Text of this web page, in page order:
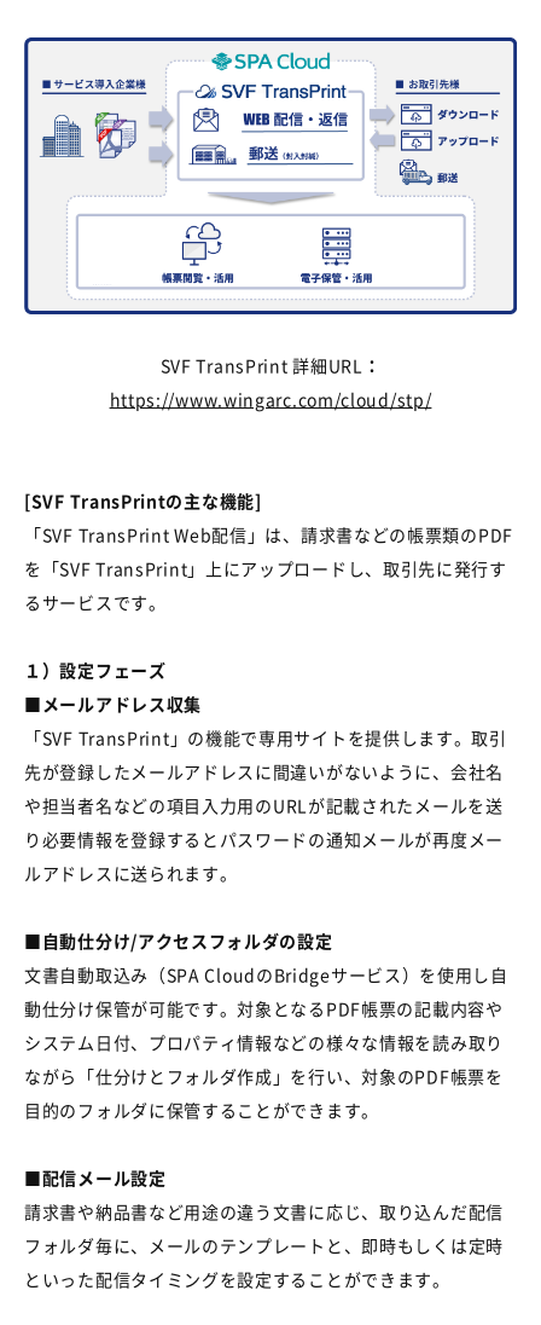
SVF TransPrint 詳細URL ：
https://www.wingarc.com/cloud/stp/
[SVF TransPrintの主な機能]
「SVF TransPrint Web配信」は、請求書などの帳票類のPDF
を「SVF TransPrint」上にアップロードし、取引先に発行す
るサービスです。
１）設定フェーズ
■メールアドレス収集
「SVF TransPrint 」の機能で専用サイトを提供します。取引
先が登録したメールアドレスに間違いがないように、会社名
や担当者名などの項目入力用のURLが記載されたメールを送
り必要情報を登録するとパスワードの通知メールが再度メー
ルアドレスに送られます。
■自動仕分け/アクセスフォルダの設定
文書自動取込み（SPA CloudのBridgeサービス）を使用し自
動仕分け保管が可能です。対象となる PDF帳票の記載内容や
システム日付、プロパティ情報などの様々な情報を読み取り
ながら「仕分けとフォルダ作成」を行い、対象のPDF帳票を
目的のフォルダに保管することができます。
■配信メール設定
請求書や納品書など用途の違う文書に応じ、取り込んだ配信
フォルダ毎に、メールのテンプレートと、即時もしくは定時
といった配信タイミングを設定することができます。